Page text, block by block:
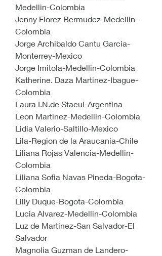
Medellin-Colombia
Jenny Florez Bermudez-Medellin-
Colombia
Jorge Archibaldo Cantu Garcia-
Monterrey-Mexico
Jorge Imitola-Medellin-Colombia
Katherine. Daza Martinez-Ibague-
Colombia
Laura I.N.de Stacul-Argentina
Leon Martinez-Medellin-Colombia
Lidia Valerio-Saltillo-Mexico
Lila-Region de la Araucania-Chile
Liliana Rojas Valencia-Medellin-
Colombia
Liliana Sofia Navas Pineda-Bogota-
Colombia
Lilly Duque-Bogota-Colombia
Lucia Alvarez-Medellin-Colombia
Luz de Martinez-San Salvador-El
Salvador
Magnolia Guzman de Landero-